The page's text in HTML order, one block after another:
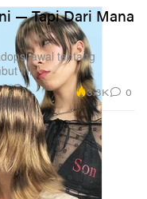
— Tapi Dari Mana
awal tentang
ini.
3.3K 0